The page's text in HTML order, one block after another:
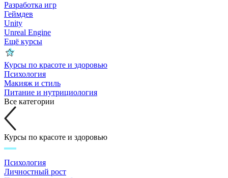
Разработка игр
Геймдев
Unity
Unreal Engine
Ещё курсы
Курсы по красоте и здоровью
Психология
Макияж и стиль
Питание и нутрициология
Все категории
Курсы по красоте и здоровью
Психология
Личностный рост